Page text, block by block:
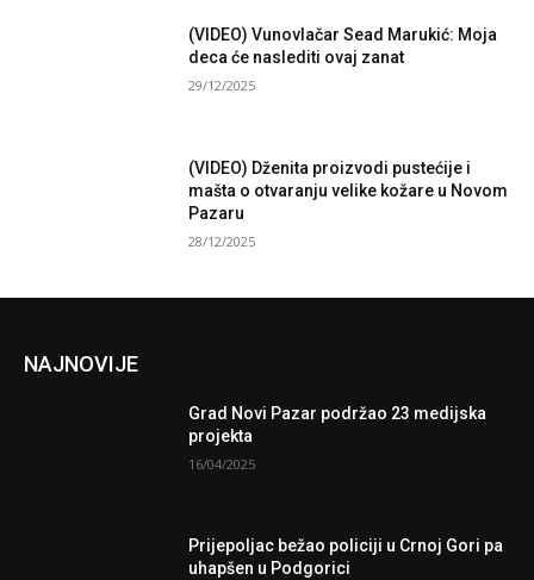
(VIDEO) Vunovlačar Sead Marukić: Moja
deca će naslediti ovaj zanat
29/12/2025
(VIDEO) Dženita proizvodi pustećije i
mašta o otvaranju velike kožare u Novom
Pazaru
28/12/2025
NAJNOVIJE
Grad Novi Pazar podržao 23 medijska
projekta
16/04/2025
Prijepoljac bežao policiji u Crnoj Gori pa
uhapšen u Podgorici